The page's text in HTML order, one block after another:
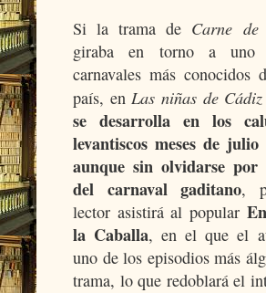
Si la trama de Carne de
giraba en torno a
carnavales más conocidos
país, enLas niñas de Cádiz
se desarrolla en los
levantiscos meses de julio
aunque sin olvidarse por
del carnaval gaditano,
lector asistirá al popular
la Caballa, en el que el
uno de los episodios más
trama, lo que redoblará el